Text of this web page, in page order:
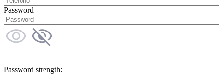
Password
Password strength: